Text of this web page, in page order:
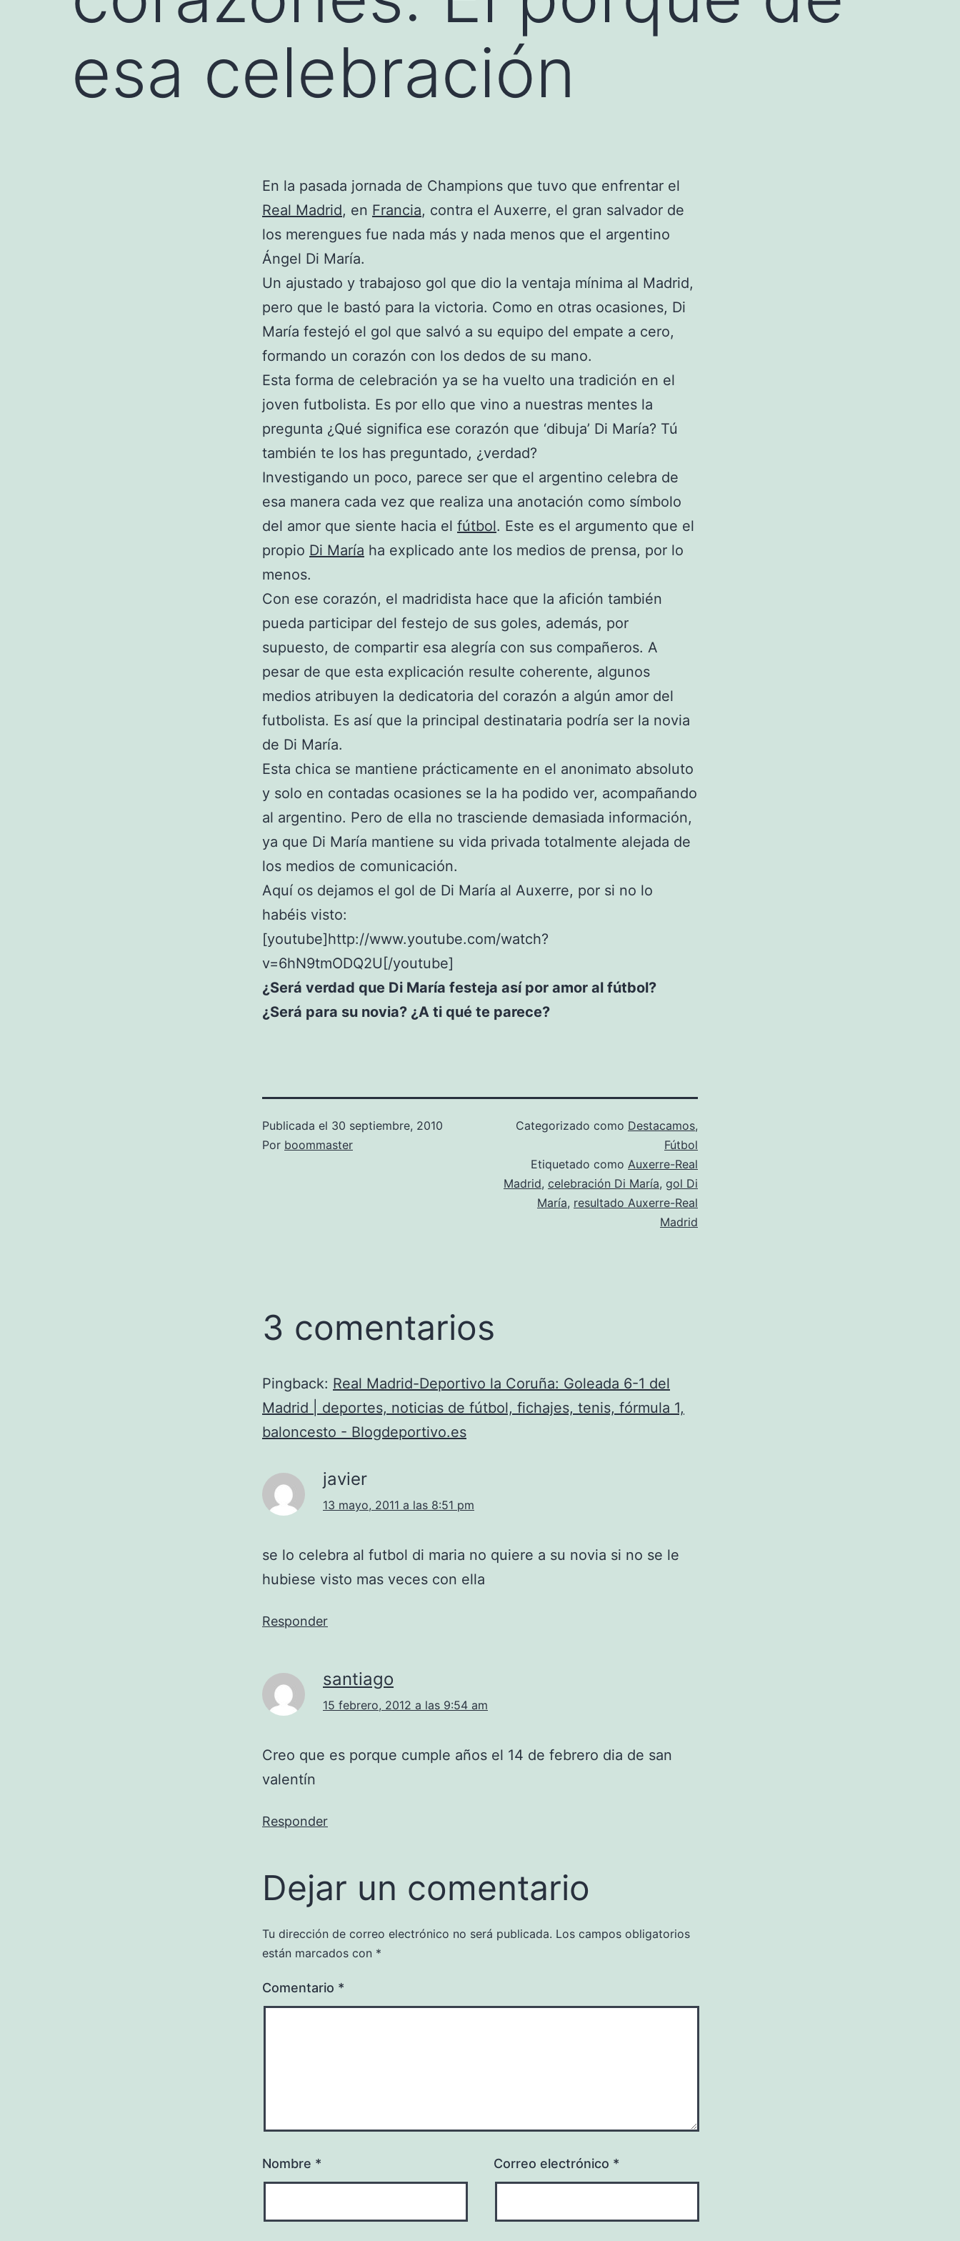
esa celebración
En la pasada jornada de Champions que tuvo que enfrentar el
Real Madrid, en Francia, contra el Auxerre, el gran salvador de
los merengues fue nada más y nada menos que el argentino
Ángel Di María.
Un ajustado y trabajoso gol que dio la ventaja mínima al Madrid,
pero que le bastó para la victoria. Como en otras ocasiones, Di
María festejó el gol que salvó a su equipo del empate a cero,
formando un corazón con los dedos de su mano.
Esta forma de celebración ya se ha vuelto una tradición en el
joven futbolista. Es por ello que vino a nuestras mentes la
pregunta ¿Qué significa ese corazón que ‘dibuja’ Di María? Tú
también te los has preguntado, ¿verdad?
Investigando un poco, parece ser que el argentino celebra de
esa manera cada vez que realiza una anotación como símbolo
del amor que siente hacia el fútbol. Este es el argumento que el
propio Di María ha explicado ante los medios de prensa, por lo
menos.
Con ese corazón, el madridista hace que la afición también
pueda participar del festejo de sus goles, además, por
supuesto, de compartir esa alegría con sus compañeros. A
pesar de que esta explicación resulte coherente, algunos
medios atribuyen la dedicatoria del corazón a algún amor del
futbolista. Es así que la principal destinataria podría ser la novia
de Di María.
Esta chica se mantiene prácticamente en el anonimato absoluto
y solo en contadas ocasiones se la ha podido ver, acompañando
al argentino. Pero de ella no trasciende demasiada información,
ya que Di María mantiene su vida privada totalmente alejada de
los medios de comunicación.
Aquí os dejamos el gol de Di María al Auxerre, por si no lo
habéis visto:
[youtube]http://www.youtube.com/watch?
v=6hN9tmODQ2U[/youtube]
¿Será verdad que Di María festeja así por amor al fútbol?
¿Será para su novia? ¿A ti qué te parece?
Publicada el 30 septiembre, 2010
Por boommaster
Categorizado como Destacamos,
Fútbol
Etiquetado como Auxerre-Real
Madrid, celebración Di María, gol Di
María, resultado Auxerre-Real
Madrid
3 comentarios
Pingback: Real Madrid-Deportivo la Coruña: Goleada 6-1 del
Madrid | deportes, noticias de fútbol, fichajes, tenis, fórmula 1,
baloncesto - Blogdeportivo.es
javier
13 mayo, 2011 a las 8:51 pm
se lo celebra al futbol di maria no quiere a su novia si no se le
hubiese visto mas veces con ella
Responder
santiago
15 febrero, 2012 a las 9:54 am
Creo que es porque cumple años el 14 de febrero dia de san
valentín
Responder
Dejar un comentario
Tu dirección de correo electrónico no será publicada. Los campos obligatorios
están marcados con *
Comentario *
Nombre * Correo electrónico *